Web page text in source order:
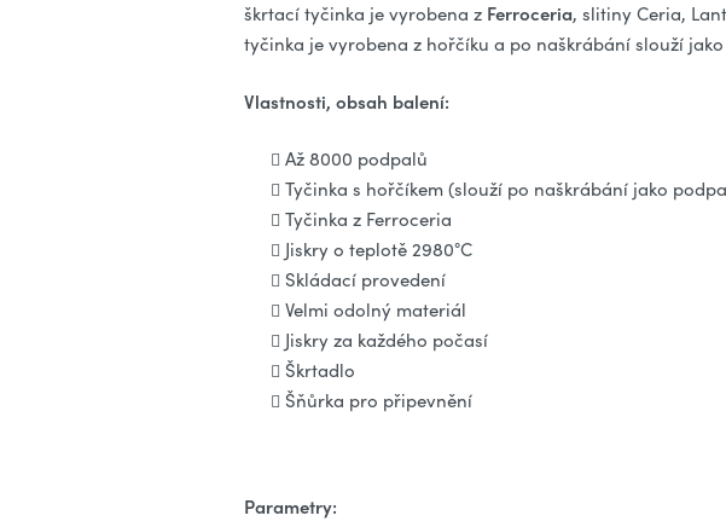
škrtací tyčinka je vyrobena z Ferroceria, slitiny Ceria,
tyčinka je vyrobena z hořčíku a po naškrábání slouží
Vlastnosti, obsah balení:
Až 8000 podpalů
Tyčinka s hořčíkem (slouží po naškrábání jako
Tyčinka z Ferroceria
Jiskry o teplotě 2980°C
Skládací provedení
Velmi odolný materiál
Jiskry za každého počasí
Škrtadlo
Šňůrka pro připevnění
Parametry: